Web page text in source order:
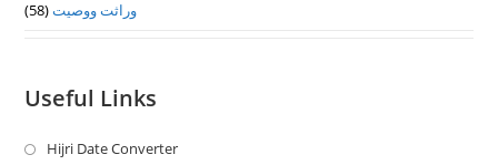
وراثت ووصيت(58)
Useful Links
Hijri Date ConverterOpens